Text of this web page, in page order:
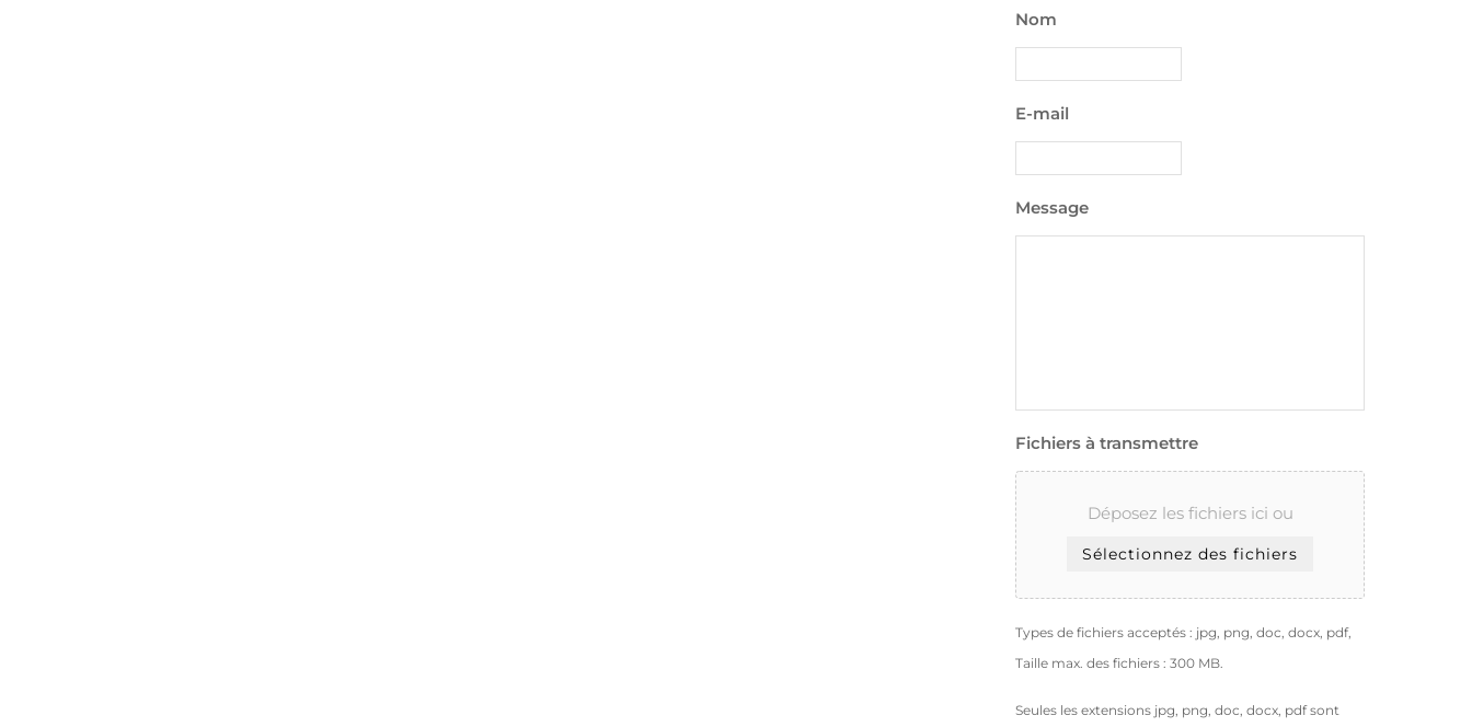
Nom
E-mail
Message
Fichiers à transmettre
Déposez les fichiers ici ou
Sélectionnez des fichiers
Types de fichiers acceptés : jpg, png, doc, docx, pdf,
Taille max. des fichiers : 300 MB.
Seules les extensions jpg, png, doc, docx, pdf sont